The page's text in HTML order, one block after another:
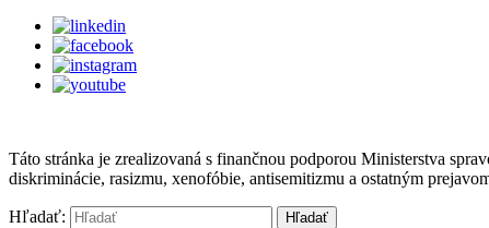
Táto stránka je zrealizovaná s finančnou podporou Ministerstva
diskriminácie, rasizmu, xenofóbie, antisemitizmu a ostatným
Hľadať: